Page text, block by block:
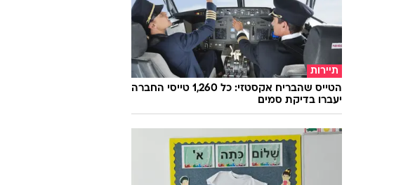
תיירות
הטייס שהבריח אקסטזי: כל 1,260 טייסי החברה
יעברו בדיקת סמים